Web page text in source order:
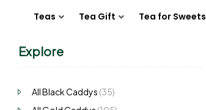
Teas Tea Gift Tea for Sweets
Explore
All Black Caddys (35)